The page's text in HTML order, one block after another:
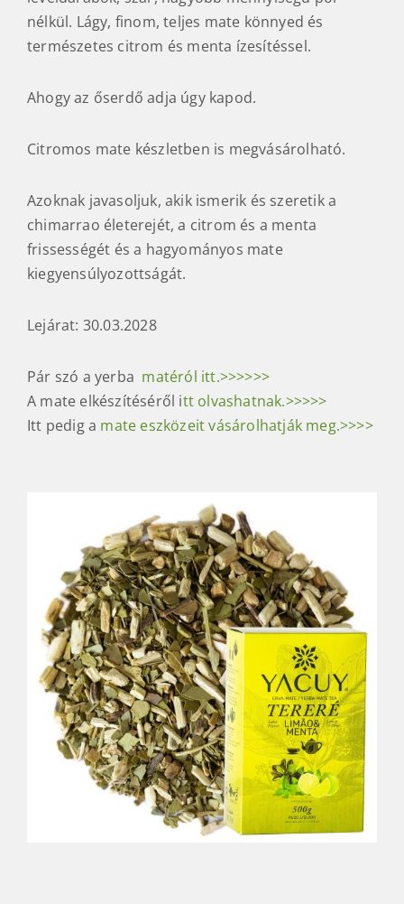
nélkül. Lágy, finom, teljes mate könnyed és
természetes citrom és menta ízesítéssel.
Ahogy az őserdő adja úgy kapod.
Citromos mate készletben is megvásárolható.
Azoknak javasoljuk, akik ismerik és szeretik a
chimarrao életerejét, a citrom és a menta
frissességét és a hagyományos mate
kiegyensúlyozottságát.
Lejárat: 30.03.2028
Pár szó a yerba matéról itt.>>>>>>
A mate elkészítéséről itt olvashatnak.>>>>>
Itt pedig a mate eszközeit vásárolhatják meg.>>>>